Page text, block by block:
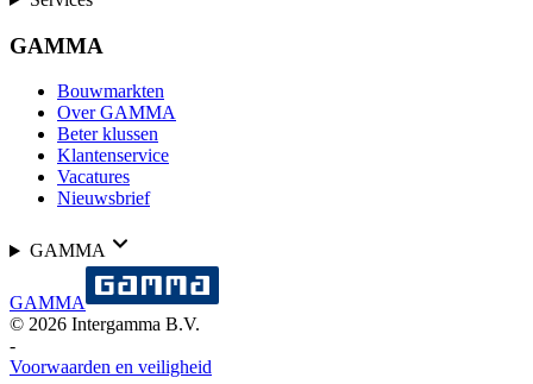
GAMMA
Bouwmarkten
Over GAMMA
Beter klussen
Klantenservice
Vacatures
Nieuwsbrief
GAMMA
GAMMA
© 2026 Intergamma B.V.
-
Voorwaarden en veiligheid